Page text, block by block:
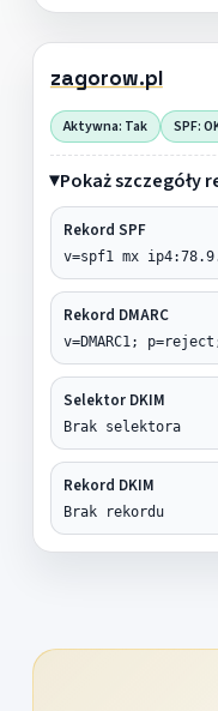
zagorow.pl
Aktywna: Tak SPF:
Pokaż szczegóły
Rekord SPF
v=spf1 mx
Rekord DMARC
v=DMARC1;
Selektor DKIM
Brak selektora
Rekord DKIM
Brak rekordu